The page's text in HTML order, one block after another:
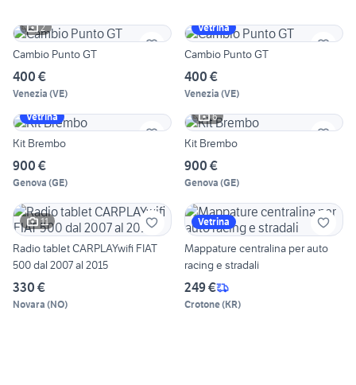
2
Cambio Punto GT
400 €
Venezia (VE)
Vetrina
Cambio Punto GT
400 €
Venezia (VE)
Vetrina
Kit Brembo
900 €
Genova (GE)
6
Kit Brembo
900 €
Genova (GE)
11
Radio tablet CARPLAYwifi FIAT
500 dal 2007 al 2015
330 €
Novara (NO)
Vetrina
Mappature centralina per auto
racing e stradali
249 €
Crotone(KR)